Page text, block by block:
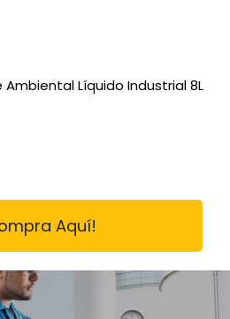
Líquido Industrial 8L
Aquí!